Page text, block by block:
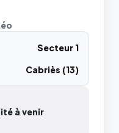
Secteur 1
Cabriès (13)
à venir